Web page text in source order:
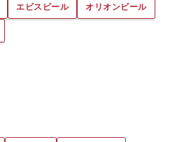
エビスビール
オリオンビール